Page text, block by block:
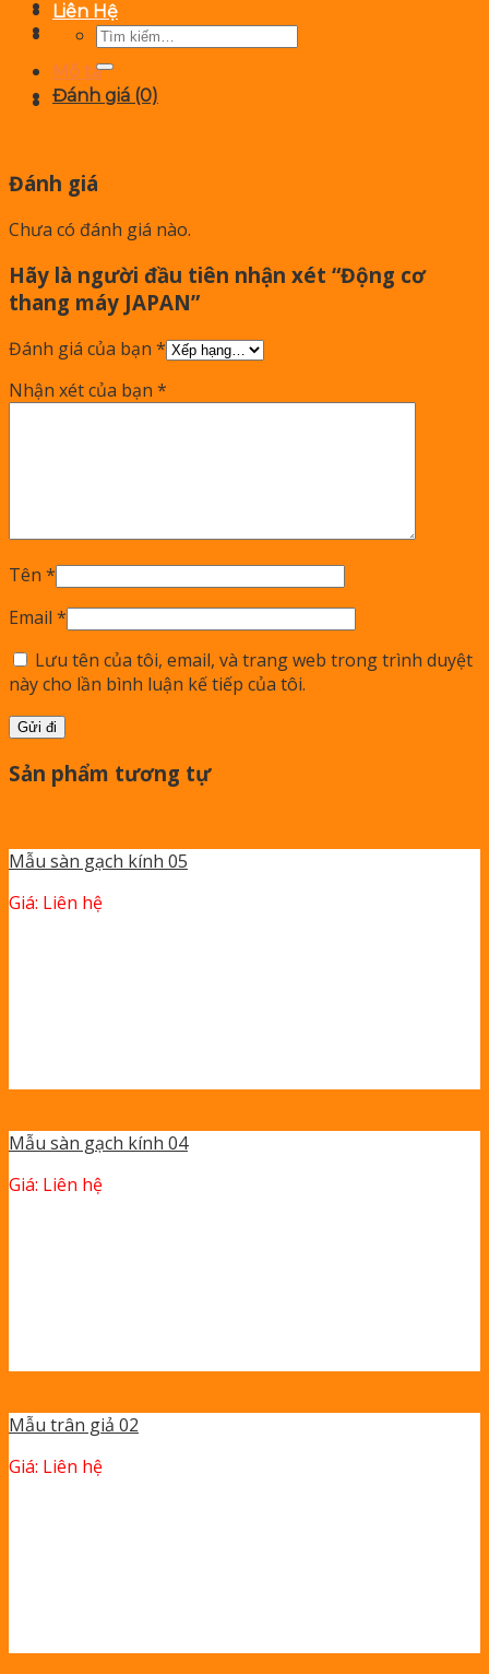
Liên Hệ
Tìm
kiếm:
Mô tả
Đánh giá (0)
Đánh giá
Chưa có đánh giá nào.
Hãy là người đầu tiên nhận xét “Động cơ
thang máy JAPAN”
Đánh giá của bạn *
Nhận xét của bạn *
Tên *
Email *
Lưu tên của tôi, email, và trang web trong trình duyệt
này cho lần bình luận kế tiếp của tôi.
Sản phẩm tương tự
Mẫu sàn gạch kính 05
Giá: Liên hệ
Mẫu sàn gạch kính 04
Giá: Liên hệ
Mẫu trân giả 02
Giá: Liên hệ